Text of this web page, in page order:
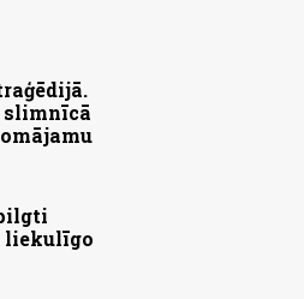
slimnīcā
liekulīgo